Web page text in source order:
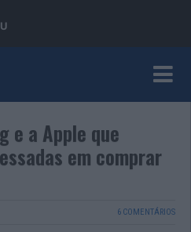
e a Apple que
em comprar
6 COMENTÁRIOS